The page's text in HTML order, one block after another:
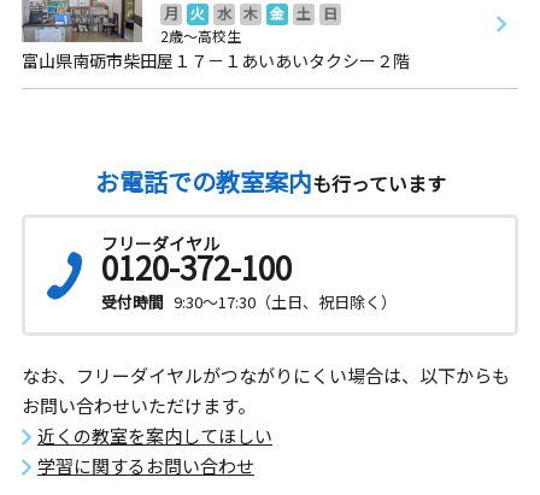
月 火 水 木 金 土
日
2歳～高校生
富山県南砺市柴田屋１７－１あいあいタクシー２階
お電話での教室案内も行っています
フリーダイヤル
0120-372-100
受付時間 9:30～17:30（土日、祝日除く）
なお、フリーダイヤルがつながりにくい場合は、以下からも
お問い合わせいただけます。
近くの教室を案内してほしい
学習に関するお問い合わせ